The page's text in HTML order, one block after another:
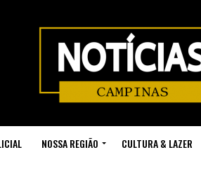
NOSSA REGIÃO CULTURA & LAZER